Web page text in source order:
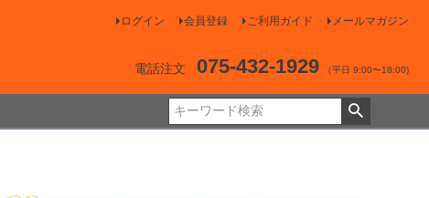
ログイン 会員登録 ご利用ガイド メールマガジン
電話注文 075-432-1929 （平日 9:00〜18:00)